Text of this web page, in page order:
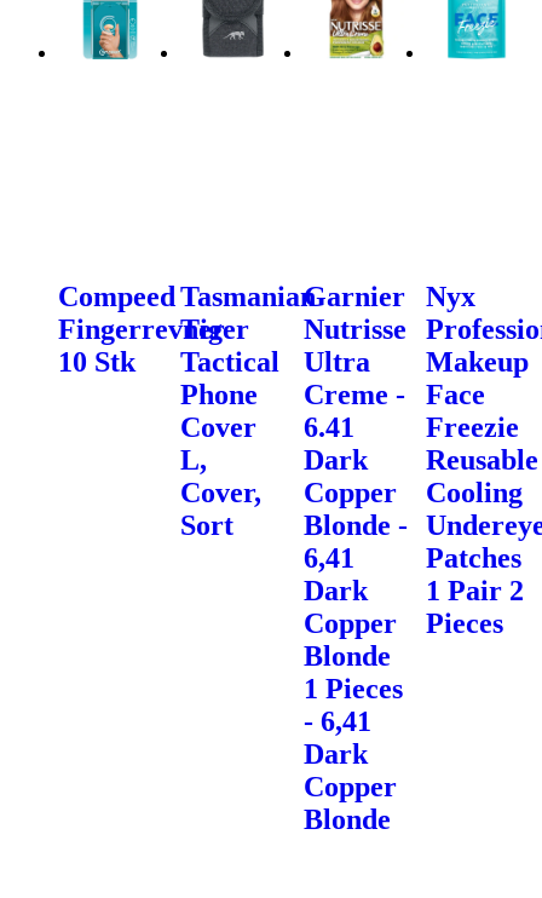
Compeed
Fingerrevner
10 Stk
Tasmanian
Tiger
Tactical
Phone
Cover
L,
Cover,
Sort
Garnier
Nutrisse
Ultra
Creme -
6.41
Dark
Copper
Blonde -
6,41
Dark
Copper
Blonde
1 Pieces
- 6,41
Dark
Copper
Blonde
Nyx
Makeup
Face
Freezie
Reusable
Cooling
Patches
1 Pair 2
Pieces